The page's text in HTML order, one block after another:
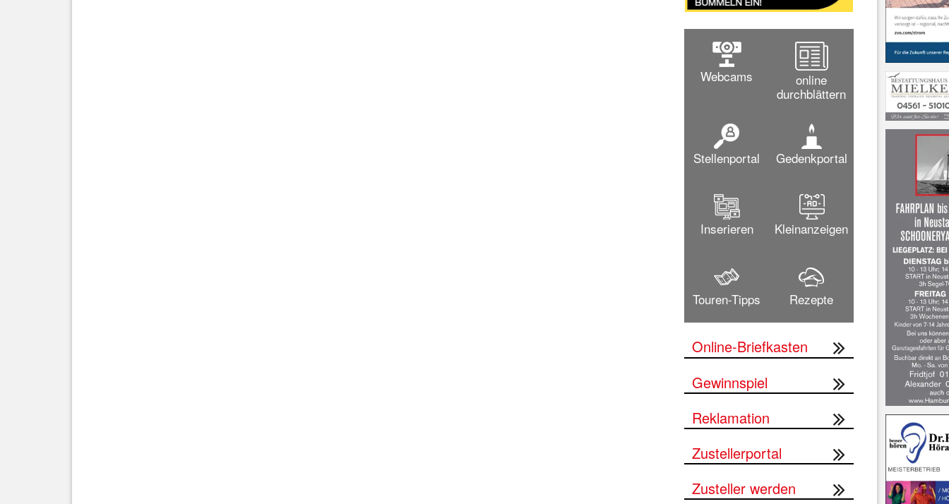
Webcams
online
durchblättern
Stellenportal Gedenkportal
Inserieren Kleinanzeigen
Touren-Tipps Rezepte
Online-Briefkasten
Gewinnspiel
Reklamation
Zustellerportal
Zusteller werden